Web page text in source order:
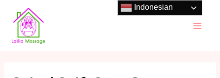
content
Indonesian